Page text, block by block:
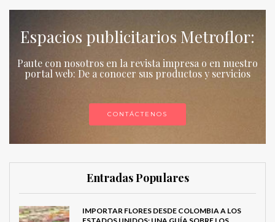
Espacios publicitarios Metroflor:
Paute con nosotros en la revista impresa o en nuestro
portal web: De a conocer sus productos y servicios
CONTÁCTENOS
Entradas Populares
IMPORTAR FLORES DESDE COLOMBIA A LOS